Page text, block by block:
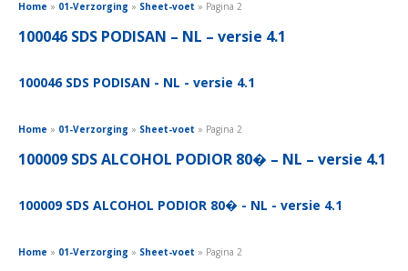
Home » 01-Verzorging » Sheet-voet » Pagina 2
100046 SDS PODISAN – NL – versie 4.1
100046 SDS PODISAN - NL - versie 4.1
Home » 01-Verzorging » Sheet-voet » Pagina 2
100009 SDS ALCOHOL PODIOR 80� – NL – versie 4.1
100009 SDS ALCOHOL PODIOR 80� - NL - versie 4.1
Home » 01-Verzorging » Sheet-voet » Pagina 2